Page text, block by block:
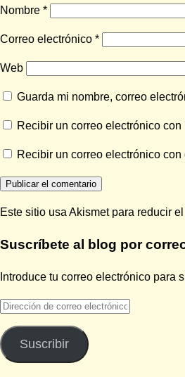
Nombre *
Correo electrónico *
Web
Guarda mi nombre, correo
Recibir un correo electrónico
Recibir un correo electrónico
Este sitio usa Akismet para reducir
Suscríbete al blog por
Introduce tu correo electrónico para
Dirección
correo
electrónico
Suscribir